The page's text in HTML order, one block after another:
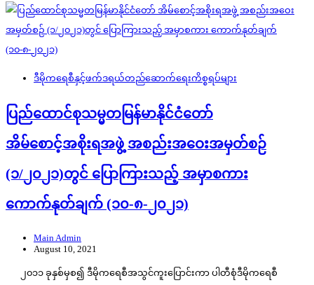
ဒီမိုကရေစီနှင့်ဖက်ဒရယ်တည်ဆောက်‌ရေးကိစ္စရပ်များ
ပြည်ထောင်စုသမ္မတမြန်မာနိုင်ငံတော်
အိမ်စောင့်အစိုးရအဖွဲ့ အစည်းအဝေးအမှတ်စဉ်
(၁/၂၀၂၁)တွင် ပြောကြားသည့် အမှာစကား
ကောက်နုတ်ချက် (၁၀-၈-၂၀၂၁)
Main Admin
August 10, 2021
၂၀၁၁ ခုနှစ်မှစ၍ ဒီမိုကရေစီအသွင်ကူးပြောင်းကာ ပါတီစုံဒီမိုကရေစီ